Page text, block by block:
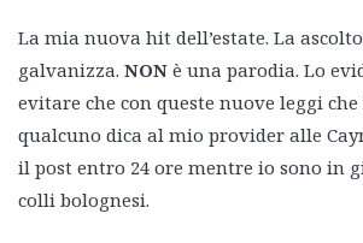
La mia nuova hit dell’estate. La
galvanizza. NON è una parodia. Lo
evitare che con queste nuove leggi
qualcuno dica al mio provider alle
il post entro 24 ore mentre io sono in
colli bolognesi.